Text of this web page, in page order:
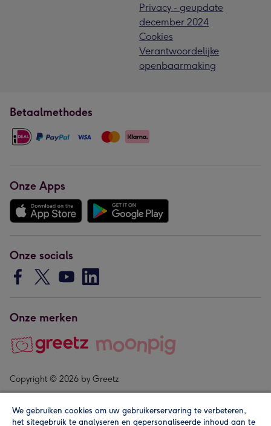
Privacy - geupdate
december 2024
Cookies
Verantwoordelijke
openbaarmaking
Betaalmethodes
Onze Apps
Onze socials
Onze merken
Copyright © 2026 by Greetz
We gebruiken cookies om uw gebruikerservaring te verbeteren,
het sitegebruik te analyseren en gepersonaliseerde inhoud aan te